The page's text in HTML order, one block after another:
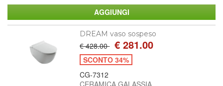
DREAM vaso sospeso
€ 428.00 € 281.00
SCONTO 34%
CG-7312
CERAMICA GALASSIA